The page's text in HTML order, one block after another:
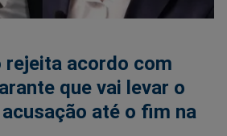
rejeita acordo com
que vai levar o
até o fim na